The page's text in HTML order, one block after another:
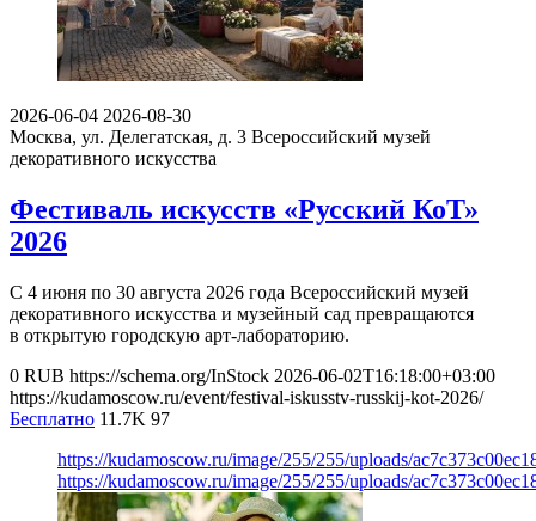
2026-06-04 2026-08-30
Москва, ул. Делегатская, д. 3 Всероссийский музей
декоративного искусства
Фестиваль искусств «Русский КоТ»
2026
С 4 июня по 30 августа 2026 года Всероссийский музей
декоративного искусства и музейный сад превращаются
в открытую городскую арт-лабораторию.
0 RUB https://schema.org/InStock 2026-06-02T16:18:00+03:00
https://kudamoscow.ru/event/festival-iskusstv-russkij-kot-2026/
Бесплатно 11.7K 97
https://kudamoscow.ru/image/255/255/uploads/
https://kudamoscow.ru/image/255/255/uploads/